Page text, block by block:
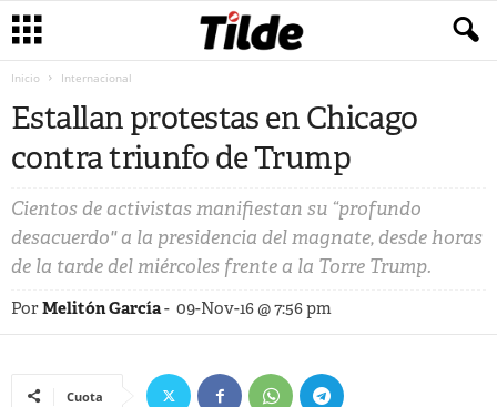
Inicio Internacional
Estallan protestas en Chicago
contra triunfo de Trump
Cientos de activistas manifiestan su “profundo
desacuerdo" a la presidencia del magnate, desde horas
de la tarde del miércoles frente a la Torre Trump.
PorMelitón García- 09-Nov-16 @ 7:56 pm
Cuota